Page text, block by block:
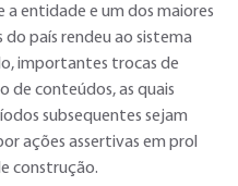
a entidade e um dos maiores
do país rendeu ao sistema
importantes trocas de
de conteúdos, as quais
subsequentes sejam
ações assertivas em prol
construção.